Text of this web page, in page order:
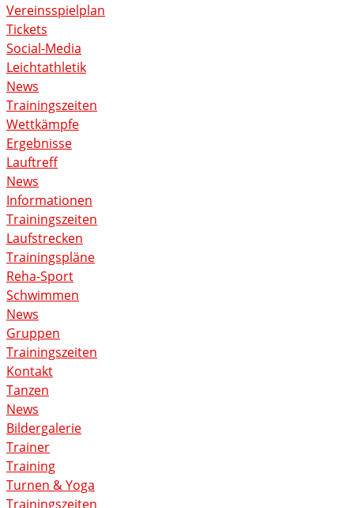
Vereinsspielplan
Tickets
Social-Media
Leichtathletik
News
Trainingszeiten
Wettkämpfe
Ergebnisse
Lauftreff
News
Informationen
Trainingszeiten
Laufstrecken
Trainingspläne
Reha-Sport
Schwimmen
News
Gruppen
Trainingszeiten
Kontakt
Tanzen
News
Bildergalerie
Trainer
Training
Turnen & Yoga
Trainingszeiten